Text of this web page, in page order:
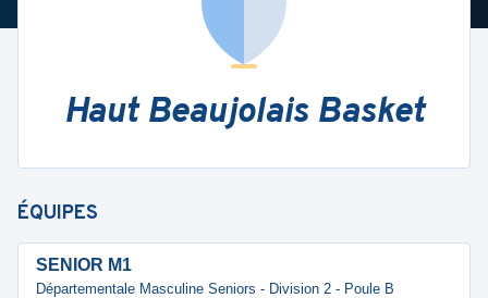
Haut Beaujolais Basket
ÉQUIPES
SENIOR M1
Départementale Masculine Seniors - Division 2 - Poule B